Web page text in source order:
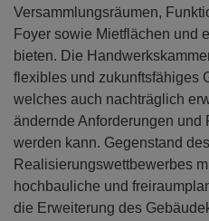
Versammlungsräumen,
Foyer sowie Mietflächen und
bieten. Die
flexibles und zukunftsfähiges
welches auch nachträglich
ändernde Anforderungen und
werden kann. Gegenstand
Realisierungswettbewerbes
hochbauliche und
die Erweiterung des